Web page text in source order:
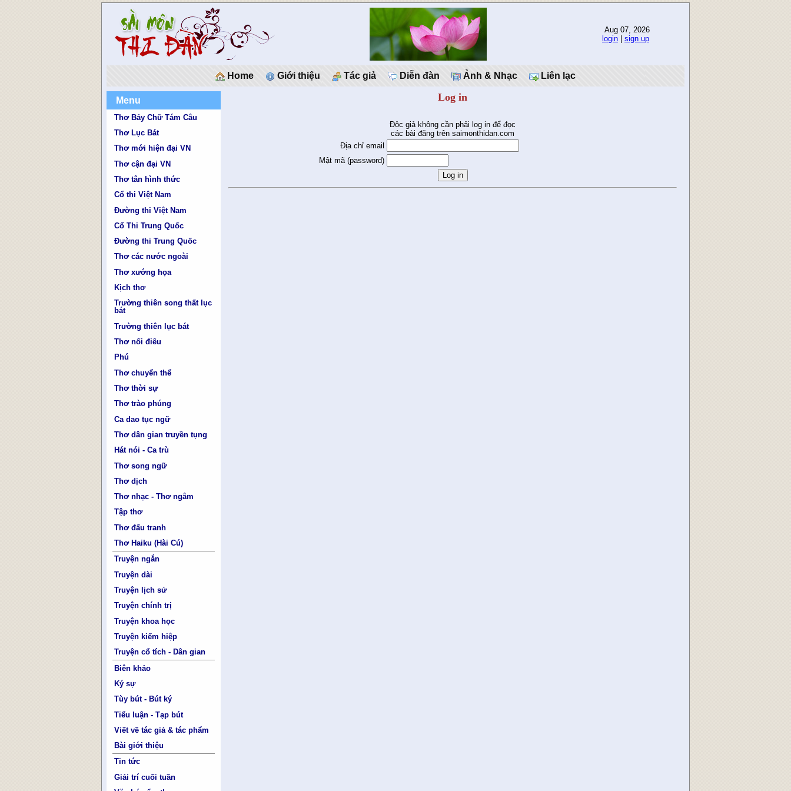
Aug 07, 2026
login
sign up
Home Giới thiệu Tác giả Diễn đàn Ảnh & Nhạc Liên lạc
Menu
Thơ Bảy Chữ Tám Câu
Thơ Lục Bát
Thơ mới hiện đại VN
Thơ cận đại VN
Thơ tân hình thức
Cổ thi Việt Nam
Đường thi Việt Nam
Cổ Thi Trung Quốc
Đường thi Trung Quốc
Thơ các nước ngoài
Thơ xướng họa
Kịch thơ
Trường thiên song thất lục
bát
Trường thiên lục bát
Thơ nối điêu
Phú
Thơ chuyển thể
Thơ thời sự
Thơ trào phúng
Ca dao tục ngữ
Thơ dân gian truyền tụng
Hát nói - Ca trù
Thơ song ngữ
Thơ dịch
Thơ nhạc - Thơ ngâm
Tập thơ
Thơ đấu tranh
Thơ Haiku (Hài Cú)
Truyện ngắn
Truyện dài
Truyện lịch sử
Truyện chính trị
Truyện khoa học
Truyện kiếm hiệp
Truyện cổ tích - Dân gian
Biên khảo
Ký sự
Tùy bút - Bút ký
Tiểu luận - Tạp bút
Viết về tác giả & tác phẩm
Bài giới thiệu
Tin tức
Giải trí cuối tuần
Log in
Độc giả không cần phải log in để đọc
các bài đăng trên saimonthidan.com
Địa chỉ email
Mật mã (password)